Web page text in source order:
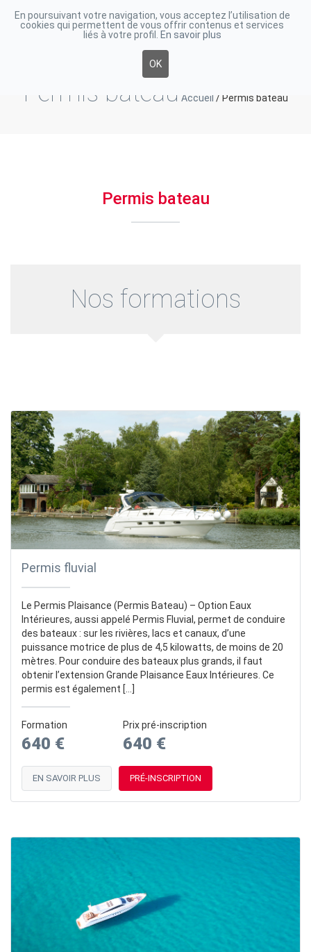
Toggle
Permis bateau Accueil / Permis bateau
Permis bateau
Nos formations
Permis fluvial
Le Permis Plaisance (Permis Bateau) – Option Eaux
Intérieures, aussi appelé Permis Fluvial, permet de conduire
des bateaux : sur les rivières, lacs et canaux, d’une
puissance motrice de plus de 4,5 kilowatts, de moins de 20
mètres. Pour conduire des bateaux plus grands, il faut
obtenir l’extension Grande Plaisance Eaux Intérieures. Ce
permis est également […]
Formation
640 €
Prix pré-inscription
640 €
EN SAVOIR PLUS PRÉ-INSCRIPTION
En poursuivant votre navigation, vous acceptez l’utilisation de
cookies qui permettent de vous offrir contenus et services
liés à votre profil.
En savoir plus
OK